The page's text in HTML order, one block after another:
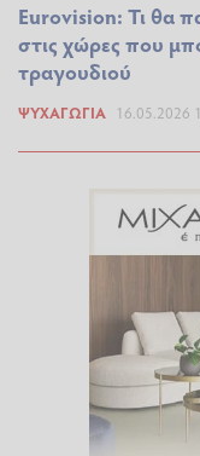
Eurovision: Τι θα
στις χώρες που
τραγουδιού
ΨΥΧΑΓΩΓΊΑ 16.05.2026